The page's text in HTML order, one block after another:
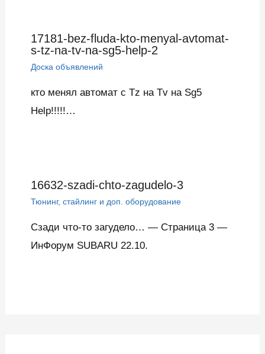
17181-bez-fluda-kto-menyal-avtomat-
s-tz-na-tv-na-sg5-help-2
Доска объявлений
кто менял автомат с Tz на Tv на Sg5
Help!!!!!…
16632-szadi-chto-zagudelo-3
Тюнинг, стайлинг и доп. оборудование
Сзади что-то загудело… — Страница 3 —
ИнФорум SUBARU 22.10.